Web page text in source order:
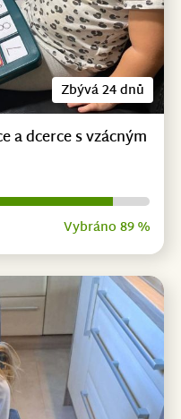
Zbývá 24 dnů
a dcerce s vzácným
Vybráno 89 %